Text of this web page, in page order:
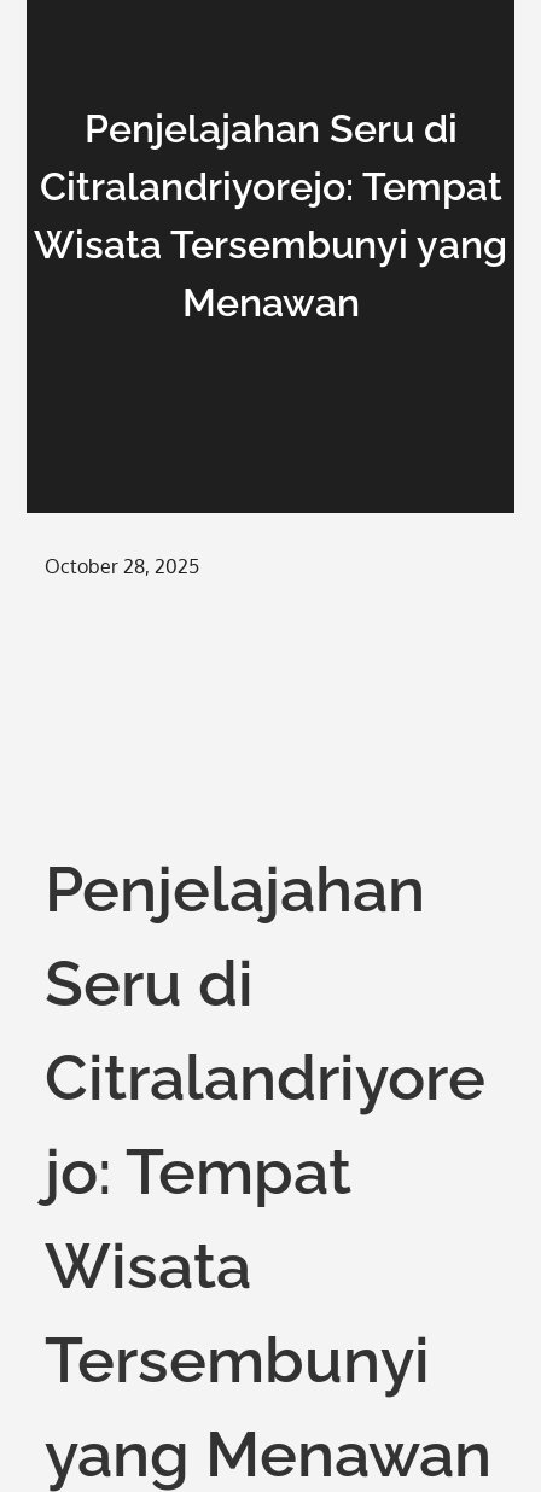
Penjelajahan Seru di
Citralandriyorejo: Tempat
Wisata Tersembunyi yang
Menawan
Posted
October 28, 2025
Penjelajahan
Seru di
Citralandriyore
jo: Tempat
Wisata
Tersembunyi
yang Menawan